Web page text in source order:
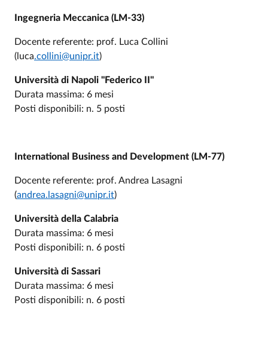
Ingegneria Meccanica (LM-33)
Docente referente: prof. Luca Collini
(luca.collini@unipr.it)
Università di Napoli "Federico II"
Durata massima: 6 mesi
Posti disponibili: n. 5 posti
International Business and Development (LM-77)
Docente referente: prof. Andrea Lasagni
(andrea.lasagni@unipr.it)
Università della Calabria
Durata massima: 6 mesi
Posti disponibili: n. 6 posti
Università di Sassari
Durata massima: 6 mesi
Posti disponibili: n. 6 posti